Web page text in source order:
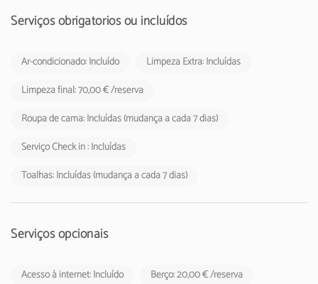
A Taxa Municipal Turística de Loulé em vigor desde1 de novembro
Serviços obrigatórios ou incluídos
Ar-condicionado: Incluído
Limpeza Extra: Incluídas
Limpeza final: 70,00 € /reserva
Roupa de cama: Incluídas (mudança a cada 7 dias)
Serviço Check in : Incluídas
Toalhas: Incluídas (mudança a cada 7 dias)
Serviços opcionais
Acesso à internet: Incluído
Berço: 20,00 € /reserva